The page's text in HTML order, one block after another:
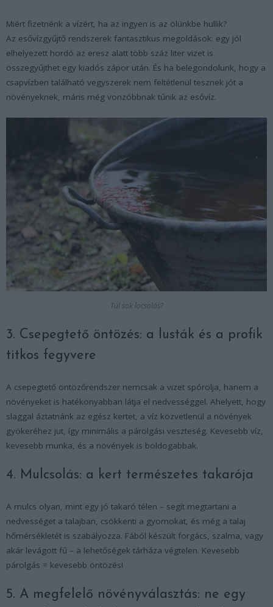
Miért fizetnénk a vízért, ha az ingyen is az ölünkbe hullik?
Az esővízgyűjtő rendszerek fantasztikus megoldások: egy jól
elhelyezett hordó az eresz alatt több száz liter vizet is
összegyűjthet egy kiadós zápor után. És ha belegondolunk, hogy a
csapvízben található vegyszerek nem feltétlenül tesznek jót a
növényeknek, máris még vonzóbbnak tűnik az esővíz.
Túl sok locsolás?
3. Csepegtető öntözés: a lusták és a profik
titkos fegyvere
A csepegtető öntözőrendszer nemcsak a vizet spórolja, hanem a
növényeket is hatékonyabban látja el nedvességgel. Ahelyett, hogy
slaggal áztatnánk az egész kertet, a víz közvetlenül a növények
gyökeréhez jut, így minimális a párolgási veszteség. Kevesebb víz,
kevesebb munka, és a növények is boldogabbak.
4. Mulcsolás: a kert természetes takarója
A mulcs olyan, mint egy jó takaró télen – segít megtartani a
nedvességet a talajban, csökkenti a gyomokat, és még a talaj
hőmérsékletét is szabályozza. Fából készült forgács, szalma, vagy
akár levágott fű – a lehetőségek tárháza végtelen. Kevesebb
párolgás = kevesebb öntözés!
5. A megfelelő növényválasztás: ne egy